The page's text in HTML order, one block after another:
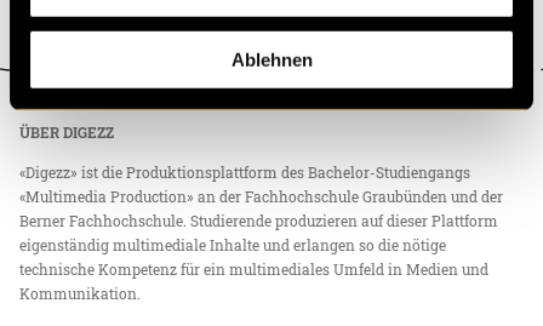
Ablehnen
ÜBER DIGEZZ
«Digezz» ist die Produktionsplattform des Bachelor-Studiengangs
«Multimedia Production» an der Fachhochschule Graubünden und der
Berner Fachhochschule. Studierende produzieren auf dieser Plattform
eigenständig multimediale Inhalte und erlangen so die nötige
technische Kompetenz für ein multimediales Umfeld in Medien und
Kommunikation.